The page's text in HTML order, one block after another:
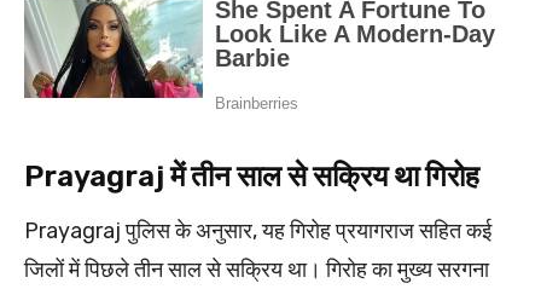
Prayagraj में तीन साल से सक्रिय था गिरोह
Prayagraj पुलिस के अनुसार, यह गिरोह प्रयागराज सहित कई
जिलों में पिछले तीन साल से सक्रिय था। गिरोह का मुख्य सरगना